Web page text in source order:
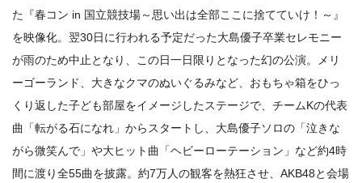
た『春コン in 国立競技場～思い出は全部ここに捨てていけ！～』
を映像化。翌30日に行われる予定だった大島優子卒業セレモニー
が雨のため中止となり、この日一日限りとなった幻の公演。メリ
ーゴーランド、大きなクマのぬいぐるみなど、おもちゃ箱をひっ
くり返した子ども部屋をイメージしたステージで、チームKの代表
曲「転がる石になれ」からスタートし、大島優子ソロの「泣きな
がら微笑んで」や大ヒット曲「ヘビーローテーション」など約4時
間に渡り全55曲を披露。約7万人の観客を熱狂させ、AKB48と会場